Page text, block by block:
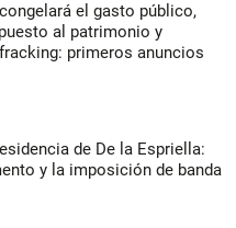
el gasto público,
al patrimonio y
primeros anuncios
de De la Espriella:
y la imposición de banda